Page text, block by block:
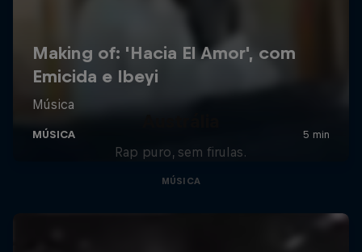
Rap puro, sem firulas.
MÚSICA